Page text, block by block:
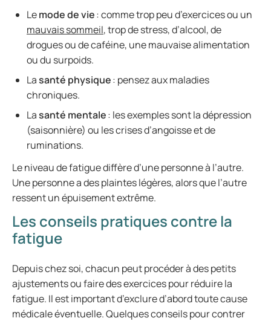
Lemode de vie: comme trop peu d’exercices ou un
mauvais sommeil, trop de stress, d’alcool, de
drogues ou de caféine, une mauvaise alimentation
ou du surpoids.
Lasanté physique: pensez aux maladies
chroniques.
Lasanté mentale: les exemples sont la dépression
(saisonnière) ou les crises d’angoisse et de
ruminations.
Le niveau de fatigue diffère d’une personne à l’autre.
Une personne a des plaintes légères, alors que l’autre
ressent un épuisement extrême.
Les conseils pratiques contre la
fatigue
Depuis chez soi, chacun peut procéder à des petits
ajustements ou faire des exercices pour réduire la
fatigue. Il est important d’exclure d’abord toute cause
médicale éventuelle. Quelques conseils pour contrer